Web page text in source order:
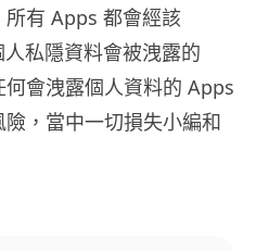
所有 Apps 都會經該
私隱資料會被洩露的
會洩露個人資料的 Apps
，當中一切損失小編和